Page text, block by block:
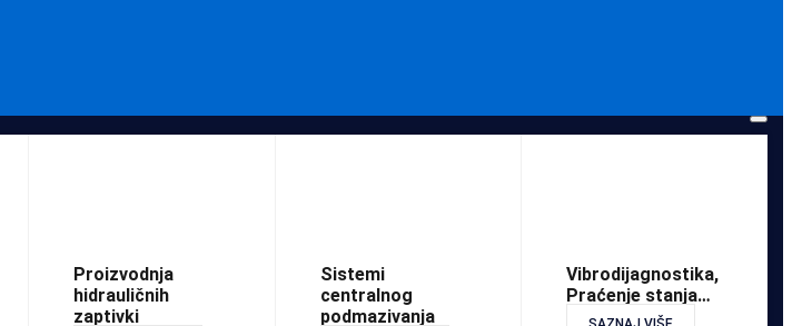
Proizvodnja
hidrauličnih
zaptivki
Sistemi
centralnog
podmazivanja
Vibrodijagnostika,
Praćenje stanja…